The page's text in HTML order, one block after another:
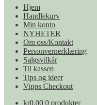
Hjem
Handlekurv
Min konto
NYHETER
Om oss/Kontakt
Personvernerklæring
Salgsvilkår
Til kassen
Tips og ideer
Vipps Checkout
kr0.00 0 produkter